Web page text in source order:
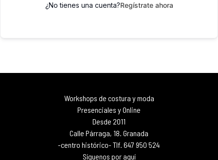
¿No tienes una cuenta?Regístrate ahora
Workshops de costura y moda
Presenciales y Online
Desde 2011
Calle Párraga, 18. Granada
-centro histórico- Tlf. 647 950 524
Síguenos por aquí